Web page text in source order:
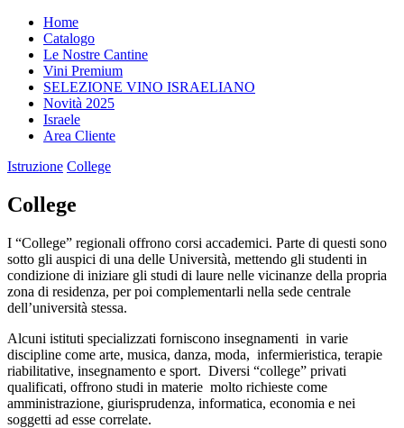
Home
Catalogo
Le Nostre Cantine
Vini Premium
SELEZIONE VINO ISRAELIANO
Novità 2025
Israele
Area Cliente
Istruzione College
College
I “College” regionali offrono corsi accademici. Parte di questi sono
sotto gli auspici di una delle Università, mettendo gli studenti in
condizione di iniziare gli studi di laure nelle vicinanze della propria
zona di residenza, per poi complementarli nella sede centrale
dell’università stessa.
Alcuni istituti specializzati forniscono insegnamenti in varie
discipline come arte, musica, danza, moda, infermieristica, terapie
riabilitative, insegnamento e sport. Diversi “college” privati
qualificati, offrono studi in materie molto richieste come
amministrazione, giurisprudenza, informatica, economia e nei
soggetti ad esse correlate.